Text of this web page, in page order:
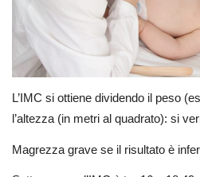
L’IMC si ottiene dividendo il peso
l’altezza (in metri al quadrato): si
Magrezza grave se il risultato è